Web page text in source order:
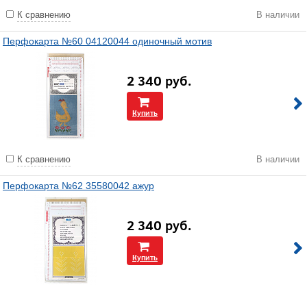
К сравнению В наличии
Перфокарта №60 04120044 одиночный мотив
2 340 руб.
Купить
К сравнению В наличии
Перфокарта №62 35580042 ажур
2 340 руб.
Купить